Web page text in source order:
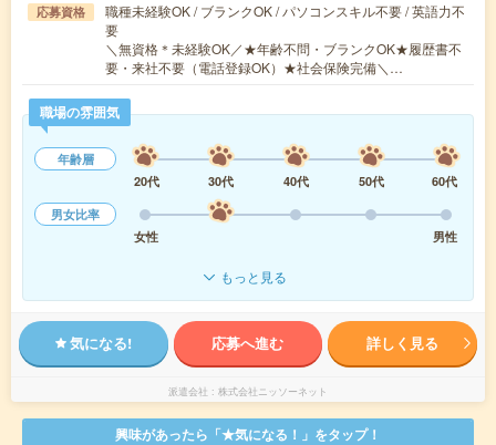
応募資格
職種未経験OK / ブランクOK / パソコンスキル不要 / 英語力不
要
＼無資格＊未経験OK／★年齢不問・ブランクOK★履歴書不
要・来社不要（電話登録OK）★社会保険完備＼…
職場の雰囲気
年齢層
20代
30代 40代 50代
60代
男女比率
女性
男性
もっと見る
気になる! 応募へ進む 詳しく見る
派遣会社 株式会社ニッソーネット
興味があったら「★気になる！」をタップ！